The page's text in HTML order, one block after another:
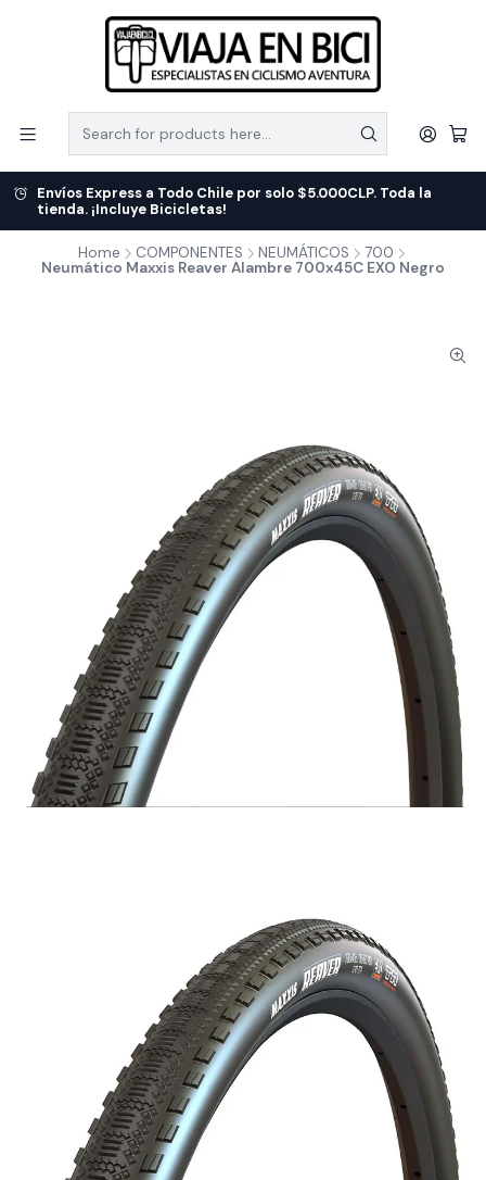
Envíos Express a Todo Chile por solo $5.000CLP. Toda la
tienda. ¡Incluye Bicicletas!
Home COMPONENTES NEUMÁTICOS
700
Neumático Maxxis Reaver Alambre 700x45C EXO Negro